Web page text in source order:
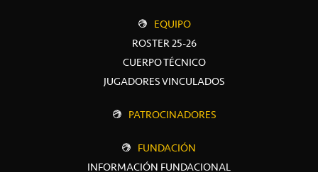
EQUIPO
ROSTER 25-26
CUERPO TÉCNICO
JUGADORES VINCULADOS
PATROCINADORES
FUNDACIÓN
INFORMACIÓN FUNDACIONAL